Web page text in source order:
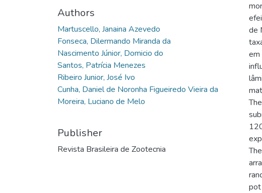
Authors
Martuscello, Janaina Azevedo
Fonseca, Dilermando Miranda da
Nascimento Júnior, Domicio do
Santos, Patrícia Menezes
Ribeiro Junior, José Ivo
Cunha, Daniel de Noronha Figueiredo Vieira da
Moreira, Luciano de Melo
Publisher
Revista Brasileira de Zootecnia
de
em
pot